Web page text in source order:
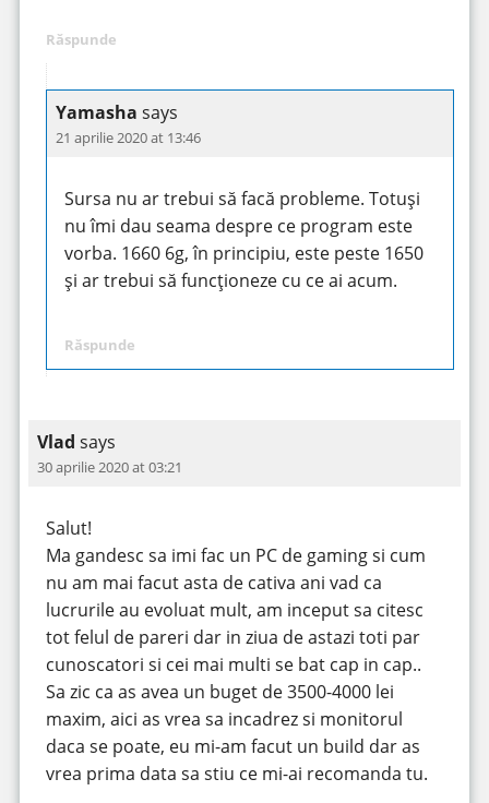
Răspunde
Yamasha says
21 aprilie 2020 at 13:46
Sursa nu ar trebui să facă probleme. Totuși
nu îmi dau seama despre ce program este
vorba. 1660 6g, în principiu, este peste 1650
și ar trebui să funcționeze cu ce ai acum.
Răspunde
Vlad says
30 aprilie 2020 at 03:21
Salut!
Ma gandesc sa imi fac un PC de gaming si cum
nu am mai facut asta de cativa ani vad ca
lucrurile au evoluat mult, am inceput sa citesc
tot felul de pareri dar in ziua de astazi toti par
cunoscatori si cei mai multi se bat cap in cap..
Sa zic ca as avea un buget de 3500-4000 lei
maxim, aici as vrea sa incadrez si monitorul
daca se poate, eu mi-am facut un build dar as
vrea prima data sa stiu ce mi-ai recomanda tu.